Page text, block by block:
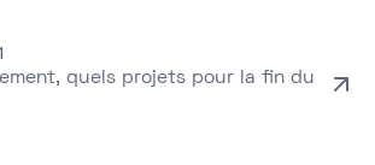
quels projets pour la fin du